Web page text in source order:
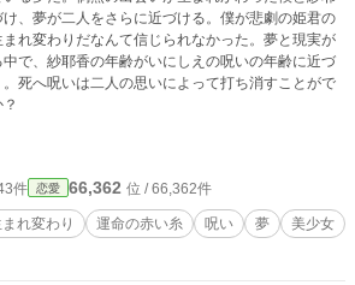
け、夢が二人をさらに近づける。僕が悲劇の姫君の
まれ変わりだなんて信じられなかった。夢と現実が
中で、紗耶香の年齢がいにしえの呪いの年齢に近づ
。死へ呪いは二人の思いによって打ち消すことがで
件 恋愛 66,362 位 / 66,362件
れ変わり 運命の赤い糸 呪い 夢
美少女